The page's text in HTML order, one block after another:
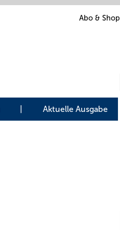
Abo & Shop
Aktuelle Ausgabe